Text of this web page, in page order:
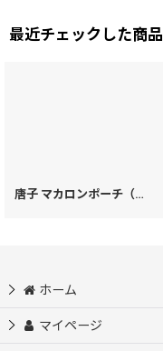
最近チェックした商品
唐子 マカロンポーチ（絢爛柄）［t］
ホーム
マイページ